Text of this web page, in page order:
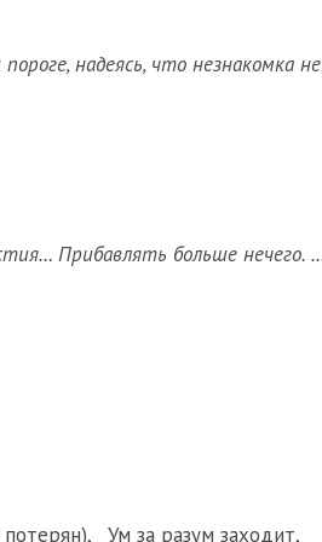
надеясь, что незнакомка не
Прибавлять больше нечего.
, Ум за разум заходит,